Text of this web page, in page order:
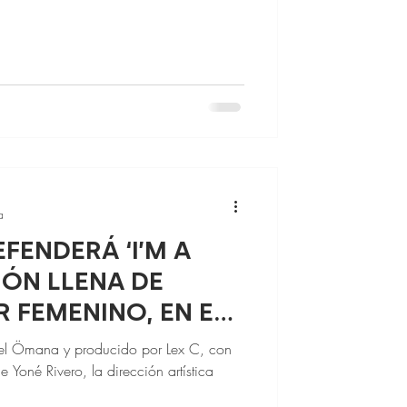
‘I’M A
LLENA DE
FEMENINO, EN EL
Ömana y producido por Lex C, con
Yoné Rivero, la dirección artística